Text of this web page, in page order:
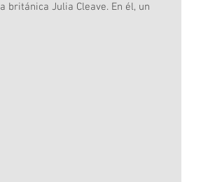
británica Julia Cleave. En él, un